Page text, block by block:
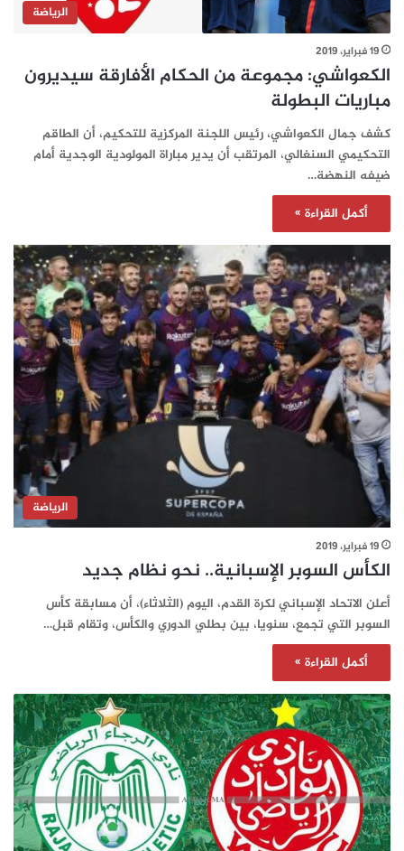
الرياضة
19 فبراير، 2019
الكعواشي: مجموعة من الحكام الأفارقة سيديرون
مباريات البطولة
كشف جمال الكعواشي، رئيس اللجنة المركزية للتحكيم، أن الطاقم
التحكيمي السنغالي، المرتقب أن يدير مباراة المولودية الوجدية أمام
ضيفه النهضة…
أكمل القراءة »
الرياضة
19 فبراير، 2019
الكأس السوبر الإسبانية.. نحو نظام جديد
أعلن الاتحاد الإسباني لكرة القدم، اليوم (الثلاثاء)، أن مسابقة كأس
السوبر التي تجمع، سنويا، بين بطلي الدوري والكأس، وتقام قبل…
أكمل القراءة »